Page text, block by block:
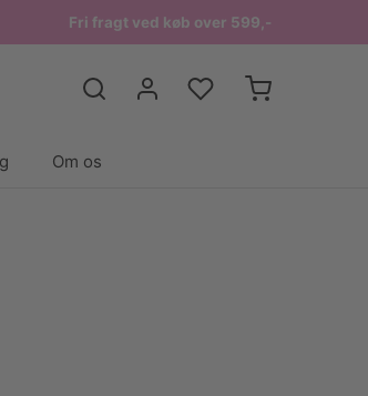
Fri fragt ved køb over 599,-
Om os